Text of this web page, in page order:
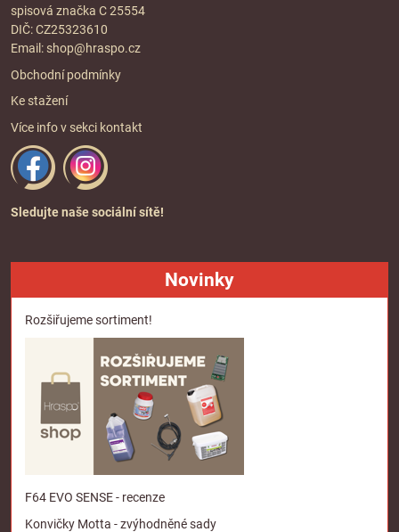
spisová značka C 25554
DIČ: CZ25323610
Email: shop@hraspo.cz
Obchodní podmínky
Ke stažení
Více info v sekci kontakt
Sledujte naše sociální sítě!
Novinky
Rozšiřujeme sortiment!
F64 EVO SENSE - recenze
Konvičky Motta - zvýhodněné sady